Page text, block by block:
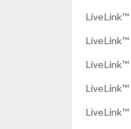
LiveLink™
LiveLink™
LiveLink™
LiveLink™
LiveLink™